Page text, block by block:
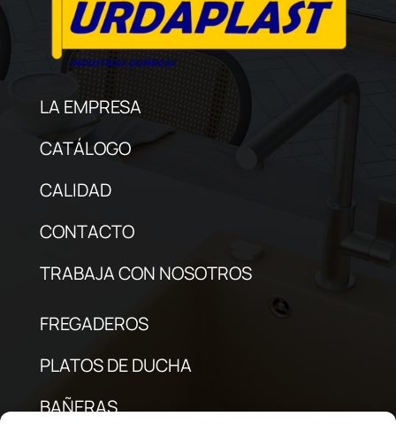
LA EMPRESA
CATÁLOGO
CALIDAD
CONTACTO
TRABAJA CON NOSOTROS
FREGADEROS
PLATOS DE DUCHA
BAÑERAS